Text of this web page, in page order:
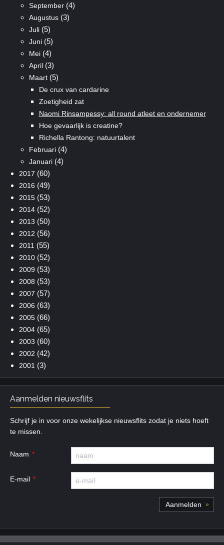
September(4)
Augustus(3)
Juli(5)
Juni(5)
Mei(4)
April(3)
Maart(5)
De crux van cardarine
Zoetigheid zat
Naomi Rinsampessy: all round atleet en ondernemer
Hoe gevaarlijk is creatine?
Richella Rantong: natuurtalent
Februari(4)
Januari(4)
2017 (60)
2016 (49)
2015(53)
2014(52)
2013 (50)
2012 (56)
2011 (55)
2010(52)
2009 (53)
2008 (53)
2007 (57)
2006 (63)
2005(66)
2004(65)
2003 (60)
2002 (42)
2001 (3)
Aanmelden nieuwsflits
Schrijf je in voor onze wekelijkse nieuwsflits zodat je niets hoeft
te missen.
Naam
E-mail